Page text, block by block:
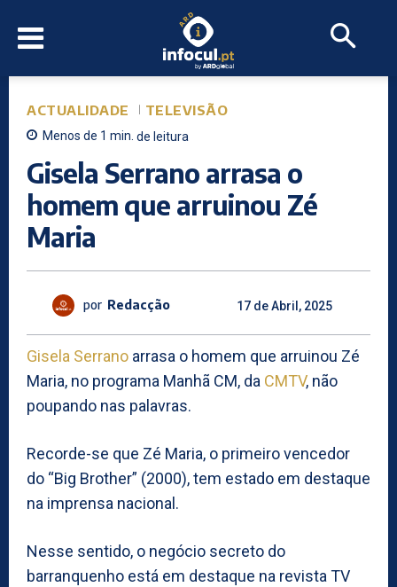
ACTUALIDADE TELEVISÃO
Menos de 1 min. de leitura
Gisela Serrano arrasa o
homem que arruinou Zé
Maria
por Redacção 17 de Abril, 2025
Gisela Serrano arrasa o homem que arruinou Zé
Maria, no programa Manhã CM, da CMTV, não
poupando nas palavras.
Recorde-se que Zé Maria, o primeiro vencedor
do “Big Brother” (2000), tem estado em destaque
na imprensa nacional.
Nesse sentido, o negócio secreto do
barranquenho está em destaque na revista TV